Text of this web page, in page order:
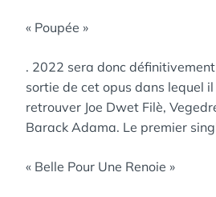
« Poupée »
. 2022 sera donc
sortie de cet opus dans lequel
retrouver Joe Dwet Filè,
Barack Adama. Le premier
« Belle Pour Une Renoie »